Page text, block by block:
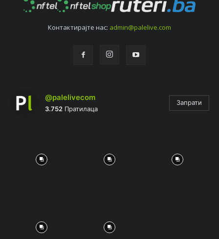
Контактирајтe нас: admin@palelive.com
@palelivecom
3.752 Пратилаца
Запрати